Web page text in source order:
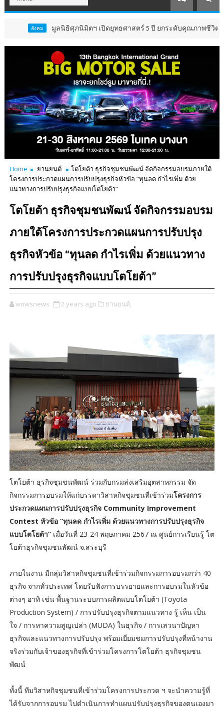
มูลนิธิศุภนิมิตฯ เปิดยุทธศาสตร์ 5 ปี ยกระดับคุณภาพชีวิต ‘เด็ก 4 ล้า
Home ยานยนต์
โตโยต้า ธุรกิจชุมชนพัฒน์ จัดกิจกรรมอบรมภายใต้
โครงการประกวดแผนการปรับปรุงธุรกิจหัวข้อ “ทุนลด กำไรเพิ่ม ด้วย
แนวทางการปรับปรุงธุรกิจแบบโตโยต้า”
โตโยต้า ธุรกิจชุมชนพัฒน์ จัดกิจกรรมอบรม
ภายใต้โครงการประกวดแผนการปรับปรุง
ธุรกิจหัวข้อ “ทุนลด กำไรเพิ่ม ด้วยแนวทาง
การปรับปรุงธุรกิจแบบโตโยต้า”
wowsnews 2 years ago ยานยนต์,
โตโยต้า ธุรกิจชุมชนพัฒน์ ร่วมกับกรมส่งเสริมอุตสาหกรรม จัด
กิจกรรมการอบรมให้แก่บรรดาวิสาหกิจชุมชนที่เข้าร่วมโครงการ
ประกวดแผนการปรับปรุงธุรกิจ Community Improvement
Contest หัวข้อ “ทุนลด กำไรเพิ่ม ด้วยแนวทางการปรับปรุงธุรกิจ
แบบโตโยต้า” เมื่อวันที่ 23-24 พฤษภาคม 2567 ณ ศูนย์การเรียนรู้ โต
โยต้าธุรกิจชุมชนพัฒน์ จ.สระบุรี
ภายในงาน มีกลุ่มวิสาหกิจชุมชนที่เข้าร่วมกิจกรรมการอบรมกว่า 40
ธุรกิจ จากทั่วประเทศ โดยรับฟังการบรรยายและการอบรมในหัวข้อ
ต่างๆ อาทิ เช่น พื้นฐานระบบการผลิตแบบโตโยต้า (Toyota
Production System) / การปรับปรุงธุรกิจตามแนวทาง รู้ เห็น เป็น
ใจ / การหาความสูญเปล่า (MUDA) ในธุรกิจ / การเสวนาปัญหา
ธุรกิจและแนวทางการปรับปรุง พร้อมเยี่ยมชมการปรับปรุงที่หน้างาน
จริงร่วมกับเจ้าของธุรกิจที่เข้าร่วมโครงการโตโยต้า ธุรกิจชุมชน
พัฒน์
ทั้งนี้ ทีมวิสาหกิจชุมชนที่เข้าร่วมโครงการประกวด ฯ จะนำความรู้ที่
ได้รับจากการอบรม ไปดำเนินการทำแผนปรับปรุงธุรกิจของตนเองมา